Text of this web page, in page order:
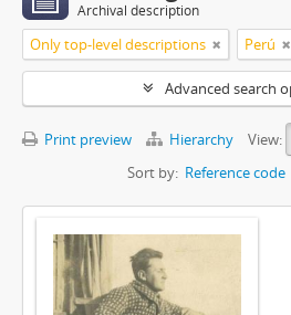
Archival description
Only top-level descriptions Perú
Advanced search
Print preview Hierarchy
View:
Sort by: Reference code